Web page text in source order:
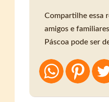
Compartilhe essa
amigos e
Páscoa pode ser